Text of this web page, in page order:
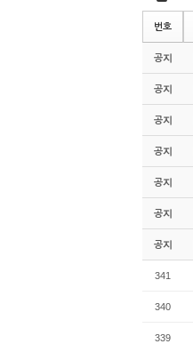
번호
공지
공지
공지
공지
공지
공지
공지
341
340
339